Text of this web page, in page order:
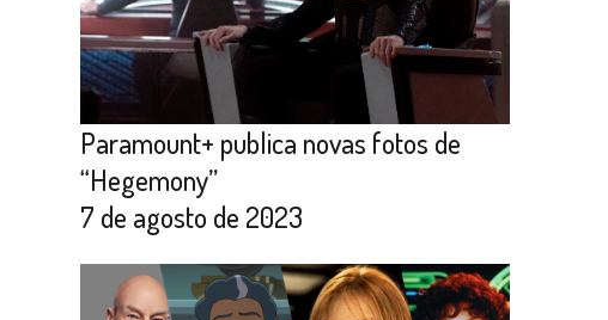
Paramount+ publica novas fotos de
“Hegemony”
7 de agosto de 2023